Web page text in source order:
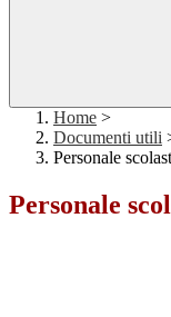
Home >
Documenti utili
Personale
Personale